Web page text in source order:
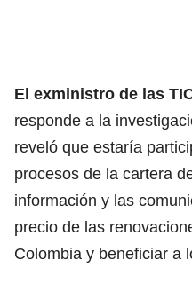
El exministro de las
responde a la
reveló que estaría
procesos de la cartera
información y las
precio de las
Colombia y beneficiar a